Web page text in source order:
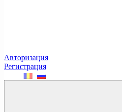
Авторизация
Регистрация